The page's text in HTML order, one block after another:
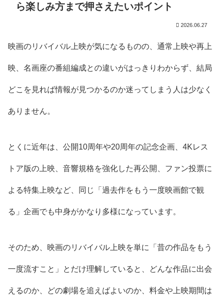
ら楽しみ方まで押さえたいポイント
2026.06.27
映画のリバイバル上映が気になるものの、通常上映や再上
映、名画座の番組編成との違いがはっきりわからず、結局
どこを見れば情報が見つかるのか迷ってしまう人は少なく
ありません。
とくに近年は、公開10周年や20周年の記念企画、4Kレス
トア版の上映、音響規格を強化した再公開、ファン投票に
よる特集上映など、同じ「過去作をもう一度映画館で観
る」企画でも中身がかなり多様になっています。
そのため、映画のリバイバル上映を単に「昔の作品をもう
一度流すこと」とだけ理解していると、どんな作品に出会
えるのか、どの劇場を追えばよいのか、料金や上映期間は